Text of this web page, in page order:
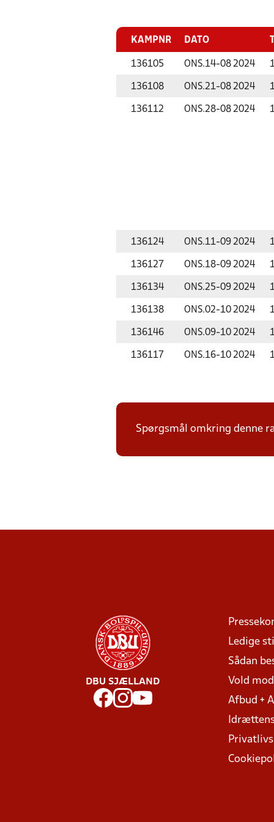
KAMPNR DATO
136105 ONS.14-08 2024
136108 ONS.21-08 2024
136112 ONS.28-08 2024
136124 ONS.11-09 2024
136127 ONS.18-09 2024
136134 ONS.25-09 2024
136138 ONS.02-10 2024
136146 ONS.09-10 2024
136117 ONS.16-10 2024
Spørgsmål omkring denne
DBU SJÆLLAND
Ledige
Sådan
Vold
Afbud +